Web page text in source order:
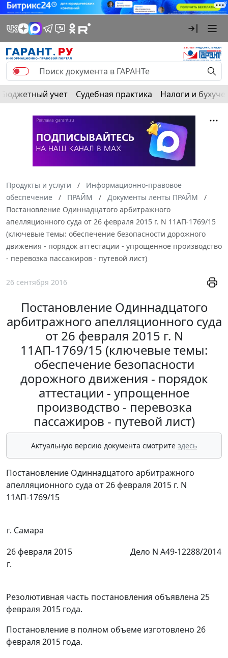
Бюджетный учет Судебная практика Налоги и
Продукты и услуги
Информационно-правовое
обеспечение
ПРАЙМ
Документы ленты ПРАЙМ
Постановление Одиннадцатого арбитражного
апелляционного суда от 26 февраля 2015 г. N 11АП-1769/15
(ключевые темы: обеспечение безопасности дорожного
движения - порядок аттестации - упрощенное производство
- перевозка пассажиров - путевой лист)
26 сентября 2016
Постановление Одиннадцатого
арбитражного апелляционного суда
от 26 февраля 2015 г. N
11АП-1769/15 (ключевые темы:
обеспечение безопасности
дорожного движения - порядок
аттестации - упрощенное
производство - перевозка
пассажиров - путевой лист)
Актуальную версию документа смотрите здесь
Постановление Одиннадцатого арбитражного
апелляционного суда от 26 февраля 2015 г. N
11АП-1769/15
г. Самара
26 февраля 2015
г.
Дело N А49-12288/2014
Резолютивная часть постановления объявлена 25
февраля 2015 года.
Постановление в полном объеме изготовлено 26
февраля 2015 года.